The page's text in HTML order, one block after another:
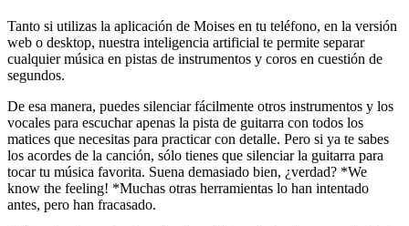
Tanto si utilizas la aplicación de Moises en tu teléfono, en la versión
web o desktop, nuestra inteligencia artificial te permite separar
cualquier música en pistas de instrumentos y coros en cuestión de
segundos.
De esa manera, puedes silenciar fácilmente otros instrumentos y los
vocales para escuchar apenas la pista de guitarra con todos los
matices que necesitas para practicar con detalle. Pero si ya te sabes
los acordes de la canción, sólo tienes que silenciar la guitarra para
tocar tu música favorita. Suena demasiado bien, ¿verdad? *We
know the feeling! *Muchas otras herramientas lo han intentado
antes, pero han fracasado.